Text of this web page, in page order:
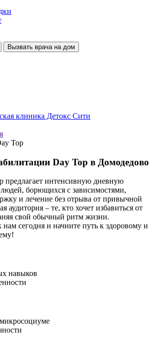
Вызвать врача на дом
клиника Детокс Сити
Top
Day Top в Домодедово
предлагает интенсивную дневную
борющихся с зависимостями,
и лечение без отрыва от привычной
аудитория – те, кто хочет избавиться от
свой обычный ритм жизни.
сегодня и начните путь к здоровому и
навыков